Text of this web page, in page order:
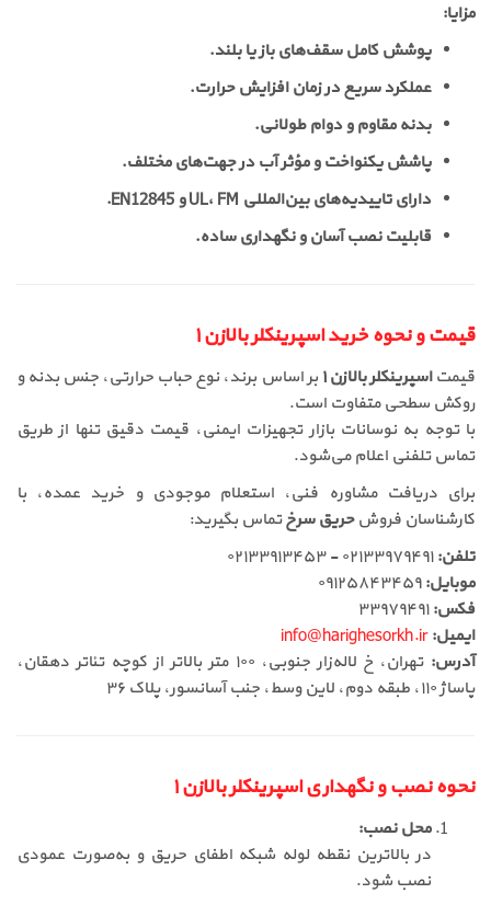
مزایا:
پوشش کامل سقف‌های باز یا بلند.
عملکرد سریع در زمان افزایش حرارت.
بدنه مقاوم و دوام طولانی.
پاشش یکنواخت و مؤثر آب در جهت‌های مختلف.
دارای تاییدیه‌های بین‌المللی UL، FM و EN12845.
قابلیت نصب آسان و نگهداری ساده.
قیمت و نحوه خرید اسپرینکلر بالا‌زن ۱
قیمتاسپرینکلر بالا‌زن ۱ بر اساس برند، نوع حباب حرارتی، جنس بدنه و
روکش سطحی متفاوت است.
با توجه به نوسانات بازار تجهیزات ایمنی، قیمت دقیق تنها از طریق
تماس تلفنی اعلام می‌شود.
برای دریافت مشاوره فنی، استعلام موجودی و خرید عمده، با
کارشناسان فروشحریق سرختماس بگیرید:
تلفن:۰۲۱۳۳۹۷۹۴۹۱ - ۰۲۱۳۳۹۱۳۴۵۳
موبایل:۰۹۱۲۵۸۴۳۴۵۹
فکس:۳۳۹۷۹۴۹۱
ایمیل: info@harighesorkh.ir
آدرس:
تهران، خ لاله‌زار جنوبی، ۱۰۰ متر بالاتر از کوچه تئاتر دهقان،
پاساژ ۱۱۰، طبقه دوم، لاین وسط، جنب آسانسور، پلاک ۳۶
نحوه نصب و نگهداری اسپرینکلر بالا‌زن ۱
محل نصب:
در بالاترین نقطه لوله شبکه اطفای حریق و به‌صورت عمودی
نصب شود.